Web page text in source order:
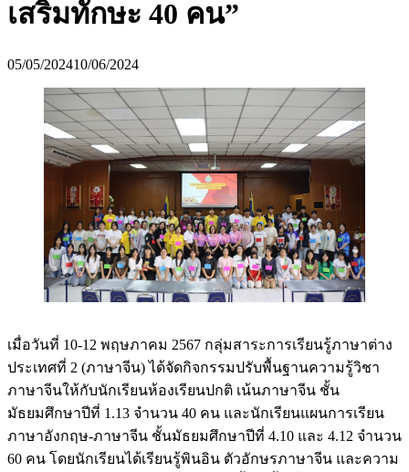
เสริมทักษะ 40 คน”
05/05/202410/06/2024
เมื่อวันที่ 10-12 พฤษภาคม 2567 กลุ่มสาระการเรียนรู้ภาษาต่าง
ประเทศที่ 2 (ภาษาจีน) ได้จัดกิจกรรมปรับพื้นฐานความรู้วิชา
ภาษาจีนให้กับนักเรียนห้องเรียนปกติ เน้นภาษาจีน ชั้น
มัธยมศึกษาปีที่ 1.13 จำนวน 40 คน และนักเรียนแผนการเรียน
ภาษาอังกฤษ-ภาษาจีน ชั้นมัธยมศึกษาปีที่ 4.10 และ 4.12 จำนวน
60 คน โดยนักเรียนได้เรียนรู้พินอิน ตัวอักษรภาษาจีน และความ